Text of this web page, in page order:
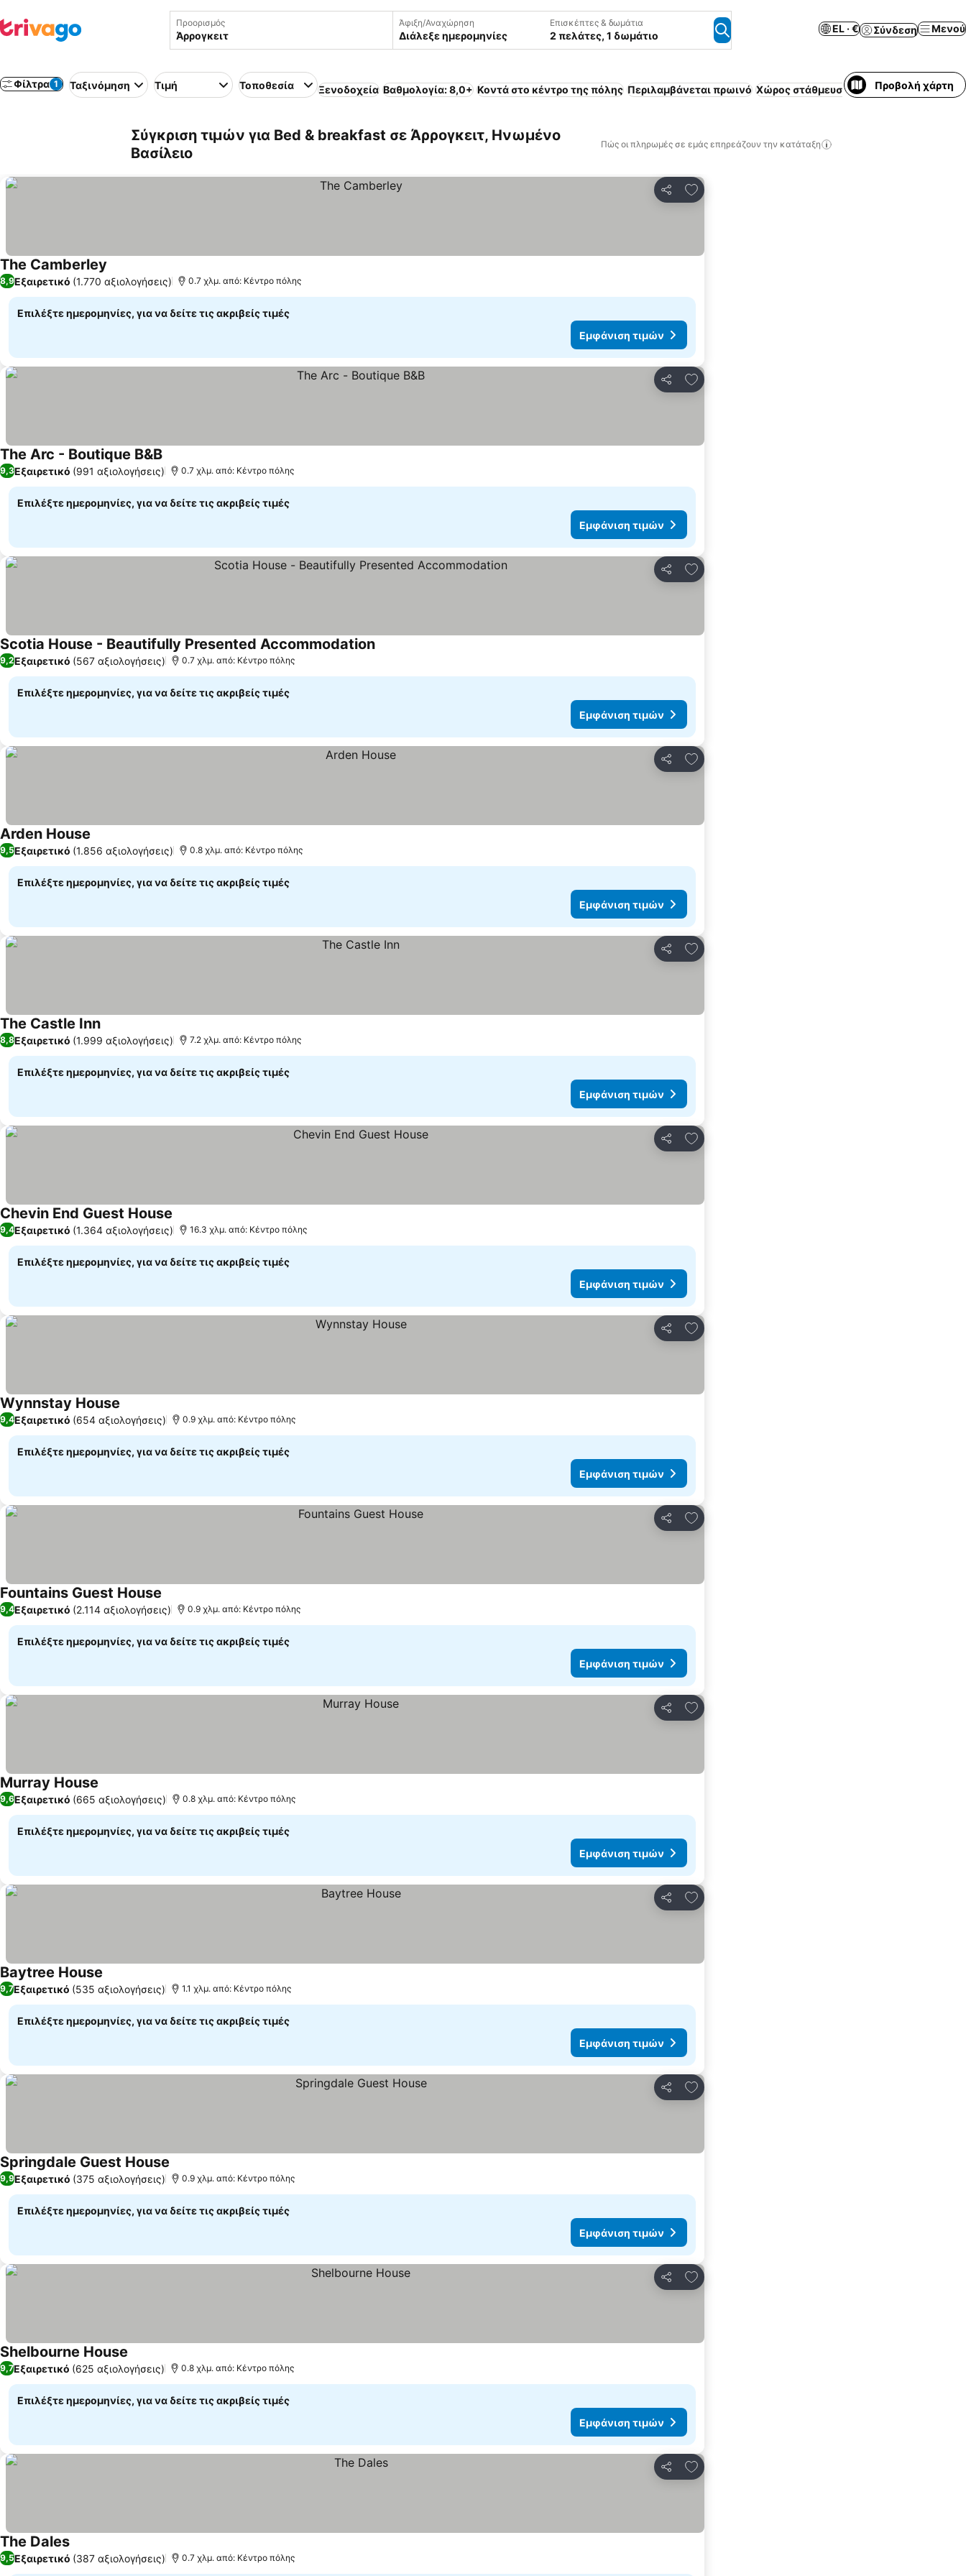
Προορισμός Άφιξη/Αναχώρηση
Διάλεξε ημερομηνίες
Επισκέπτες & δωμάτια
2 πελάτες, 1 δωμάτιο
EL · € Σύνδεση Μενού
Φίλτρα 1 Ταξινόμηση Τιμή Τοποθεσία Ξενοδοχεία Βαθμολογία: 8,0+ Κοντά στο κέντρο της πόλης Περιλαμβάνεται πρωινό Χώρος στάθμευσης Πισίνα Δωρεάν
Προβολή χάρτη
Σύγκριση τιμών για Bed & breakfast σε Άρρογκειτ, Ηνωμένο
Βασίλειο
Πώς οι πληρωμές σε εμάς επηρεάζουν την κατάταξη
Κοινοποίηση
Προσθήκη στα αγαπημένα
The Camberley
8,9Εξαιρετικό (1.770 αξιολογήσεις) 0.7 χλμ. από: Κέντρο πόλης
Επιλέξτε ημερομηνίες, για να δείτε τις ακριβείς τιμές
Εμφάνιση τιμών
Κοινοποίηση
Προσθήκη στα αγαπημένα
The Arc - Boutique B&B
9,3Εξαιρετικό (991 αξιολογήσεις) 0.7 χλμ. από: Κέντρο πόλης
Επιλέξτε ημερομηνίες, για να δείτε τις ακριβείς τιμές
Εμφάνιση τιμών
Κοινοποίηση
Προσθήκη στα αγαπημένα
Scotia House - Beautifully Presented Accommodation
9,2Εξαιρετικό (567 αξιολογήσεις) 0.7 χλμ. από: Κέντρο πόλης
Επιλέξτε ημερομηνίες, για να δείτε τις ακριβείς τιμές
Εμφάνιση τιμών
Κοινοποίηση
Προσθήκη στα αγαπημένα
Arden House
9,5Εξαιρετικό (1.856 αξιολογήσεις) 0.8 χλμ. από: Κέντρο πόλης
Επιλέξτε ημερομηνίες, για να δείτε τις ακριβείς τιμές
Εμφάνιση τιμών
Κοινοποίηση
Προσθήκη στα αγαπημένα
The Castle Inn
8,8Εξαιρετικό (1.999 αξιολογήσεις) 7.2 χλμ. από: Κέντρο πόλης
Επιλέξτε ημερομηνίες, για να δείτε τις ακριβείς τιμές
Εμφάνιση τιμών
Κοινοποίηση
Προσθήκη στα αγαπημένα
Chevin End Guest House
9,4Εξαιρετικό (1.364 αξιολογήσεις) 16.3 χλμ. από: Κέντρο πόλης
Επιλέξτε ημερομηνίες, για να δείτε τις ακριβείς τιμές
Εμφάνιση τιμών
Κοινοποίηση
Προσθήκη στα αγαπημένα
Wynnstay House
9,4Εξαιρετικό (654 αξιολογήσεις) 0.9 χλμ. από: Κέντρο πόλης
Επιλέξτε ημερομηνίες, για να δείτε τις ακριβείς τιμές
Εμφάνιση τιμών
Κοινοποίηση
Προσθήκη στα αγαπημένα
Fountains Guest House
9,4Εξαιρετικό (2.114 αξιολογήσεις) 0.9 χλμ. από: Κέντρο πόλης
Επιλέξτε ημερομηνίες, για να δείτε τις ακριβείς τιμές
Εμφάνιση τιμών
Κοινοποίηση
Προσθήκη στα αγαπημένα
Murray House
9,6Εξαιρετικό (665 αξιολογήσεις) 0.8 χλμ. από: Κέντρο πόλης
Επιλέξτε ημερομηνίες, για να δείτε τις ακριβείς τιμές
Εμφάνιση τιμών
Κοινοποίηση
Προσθήκη στα αγαπημένα
Baytree House
9,7Εξαιρετικό (535 αξιολογήσεις) 1.1 χλμ. από: Κέντρο πόλης
Επιλέξτε ημερομηνίες, για να δείτε τις ακριβείς τιμές
Εμφάνιση τιμών
Κοινοποίηση
Προσθήκη στα αγαπημένα
Springdale Guest House
9,9Εξαιρετικό (375 αξιολογήσεις) 0.9 χλμ. από: Κέντρο πόλης
Επιλέξτε ημερομηνίες, για να δείτε τις ακριβείς τιμές
Εμφάνιση τιμών
Κοινοποίηση
Προσθήκη στα αγαπημένα
Shelbourne House
9,7Εξαιρετικό (625 αξιολογήσεις) 0.8 χλμ. από: Κέντρο πόλης
Επιλέξτε ημερομηνίες, για να δείτε τις ακριβείς τιμές
Εμφάνιση τιμών
Κοινοποίηση
Προσθήκη στα αγαπημένα
The Dales
9,5Εξαιρετικό (387 αξιολογήσεις) 0.7 χλμ. από: Κέντρο πόλης